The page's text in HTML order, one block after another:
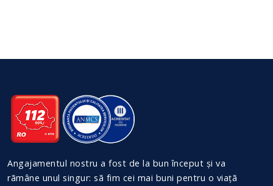
Angajamentul nostru a fost de la bun început și va
rãmâne unul singur: sã fim cei mai buni pentru o viațã